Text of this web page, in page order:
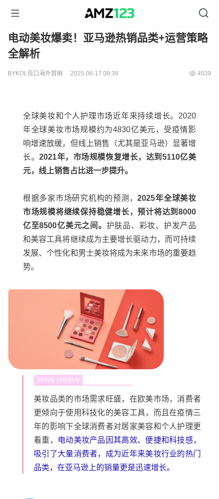
电动美妆爆卖！亚马逊热销品类+运营策略
全解析
BYKOL百口海外营销 2025-06-17 09:38 4039
全球美妆和个人护理市场近年来持续增长。2020
年全球美妆市场规模约为4830亿美元，受疫情影
响增速放缓，但线上销售（尤其是亚马逊）显著增
长。2021年，市场规模恢复增长，达到5110亿美
元，线上销售占比进一步提升。
根据多家市场研究机构的预测，2025年全球美妆
市场规模将继续保持稳健增长，预计将达到8000
亿至8500亿美元之间。 护肤品、彩妆、护发产品
和美容工具将继续成为主要增长驱动力，而可持续
发展、个性化和男士美妆将成为未来市场的重要趋
势。
Beauty category
美妆品类的市场需求旺盛，在欧美市场，消费者
更倾向于使用科技化的美容工具，而且在疫情三
年的影响下全球消费者对居家美容和个人护理更
看重，
电动美妆产品因其高效、便捷和科技感，
吸引了大量消费者，成为近年来美妆行业的热门
品类，在亚马逊上的销量更是迅速增长。